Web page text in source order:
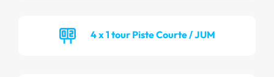
4 x 1 tour Piste Courte / JUM